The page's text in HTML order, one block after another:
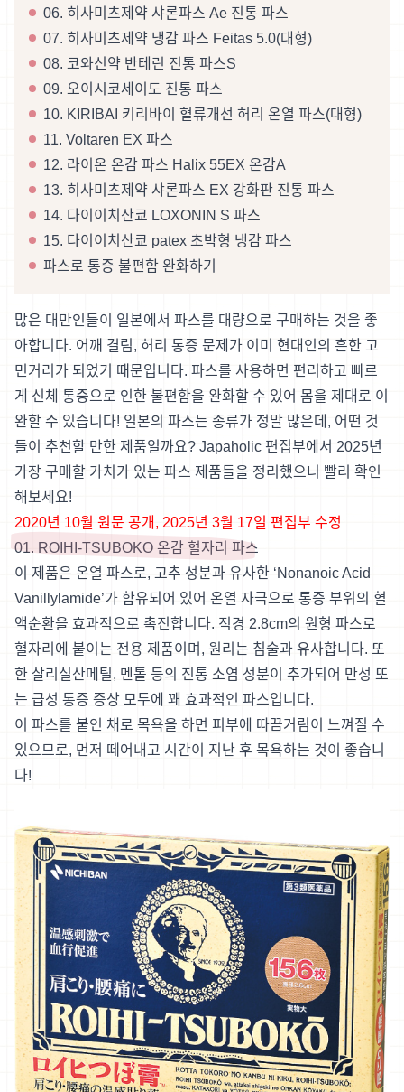
06. 히사미츠제약 샤론파스 Ae 진통 파스
07. 히사미츠제약 냉감 파스 Feitas 5.0(대형)
08. 코와신약 반테린 진통 파스S
09. 오이시코세이도 진통 파스
10. KIRIBAI 키리바이 혈류개선 허리 온열 파스(대형)
11. Voltaren EX 파스
12. 라이온 온감 파스 Halix 55EX 온감A
13. 히사미츠제약 샤론파스 EX 강화판 진통 파스
14. 다이이치산쿄 LOXONIN S 파스
15. 다이이치산쿄 patex 초박형 냉감 파스
파스로 통증 불편함 완화하기
많은 대만인들이 일본에서 파스를 대량으로 구매하는 것을 좋
아합니다. 어깨 결림, 허리 통증 문제가 이미 현대인의 흔한 고
민거리가 되었기 때문입니다. 파스를 사용하면 편리하고 빠르
게 신체 통증으로 인한 불편함을 완화할 수 있어 몸을 제대로 이
완할 수 있습니다! 일본의 파스는 종류가 정말 많은데, 어떤 것
들이 추천할 만한 제품일까요? Japaholic 편집부에서 2025년
가장 구매할 가치가 있는 파스 제품들을 정리했으니 빨리 확인
해보세요!
2020년 10월 원문 공개, 2025년 3월 17일 편집부 수정
01. ROIHI-TSUBOKO 온감 혈자리 파스
이 제품은 온열 파스로, 고추 성분과 유사한 ‘Nonanoic Acid
Vanillylamide’가 함유되어 있어 온열 자극으로 통증 부위의 혈
액순환을 효과적으로 촉진합니다. 직경 2.8cm의 원형 파스로
혈자리에 붙이는 전용 제품이며, 원리는 침술과 유사합니다. 또
한 살리실산메틸, 멘톨 등의 진통 소염 성분이 추가되어 만성 또
는 급성 통증 증상 모두에 꽤 효과적인 파스입니다.
이 파스를 붙인 채로 목욕을 하면 피부에 따끔거림이 느껴질 수
있으므로, 먼저 떼어내고 시간이 지난 후 목욕하는 것이 좋습니
다!